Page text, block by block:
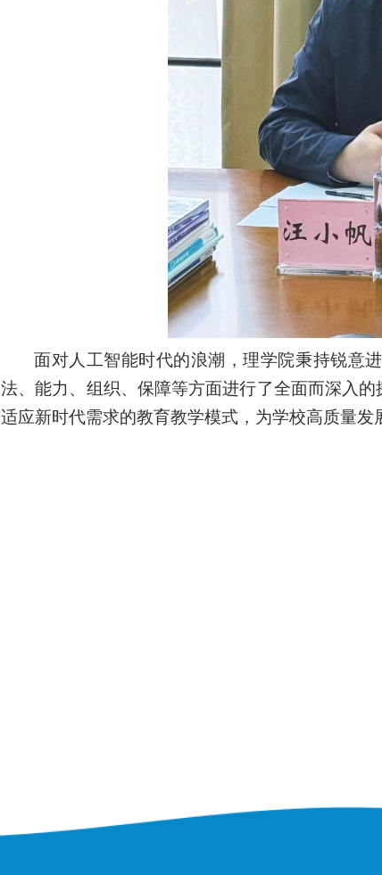
面对人工智能时代的浪潮，理学院秉持锐意
法、能力、组织、保障等方面进行了全面而深入
适应新时代需求的教育教学模式，为学校高质量发